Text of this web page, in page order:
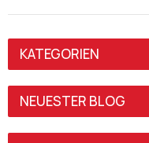
KATEGORIEN
NEUESTER BLOG